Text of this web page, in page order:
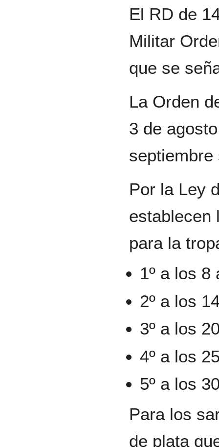
El RD de
Militar
que se
La Orden
3 de
septiembre
Por la Ley
establecen
para la
1º a los 8
2º a los
3º a los
4º a los
5º a los
Para los
de plata